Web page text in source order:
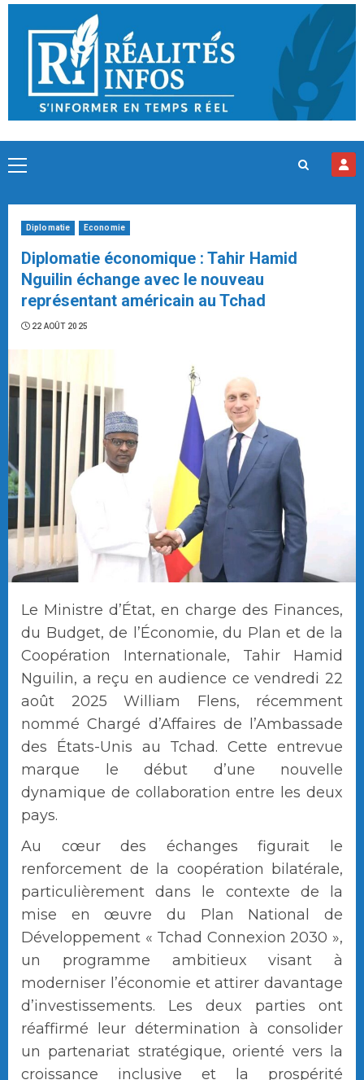
Skip
content
Primary
Diplomatie Economie
Diplomatie économique : Tahir Hamid
Nguilin échange avec le nouveau
représentant américain au Tchad
22 AOÛT 2025
Le Ministre d’État, en charge des Finances,
du Budget, de l’Économie, du Plan et de la
Coopération Internationale, Tahir Hamid
Nguilin, a reçu en audience ce vendredi 22
août 2025 William Flens, récemment
nommé Chargé d’Affaires de l’Ambassade
des États-Unis au Tchad. Cette entrevue
marque le début d’une nouvelle
dynamique de collaboration entre les deux
pays.
Au cœur des échanges figurait le
renforcement de la coopération bilatérale,
particulièrement dans le contexte de la
mise en œuvre du Plan National de
Développement « Tchad Connexion 2030 »,
un programme ambitieux visant à
moderniser l’économie et attirer davantage
d’investissements. Les deux parties ont
réaffirmé leur détermination à consolider
un partenariat stratégique, orienté vers la
croissance inclusive et la prospérité